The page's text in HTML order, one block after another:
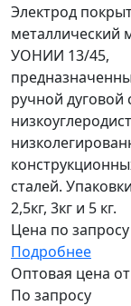
Электрод
металлический
УОНИИ 13/45,
ручной дуговой
сталей.
2,5кг, 3кг и 5 кг.
Цена по запросу
Подробнее
Оптовая цена от
По запросу